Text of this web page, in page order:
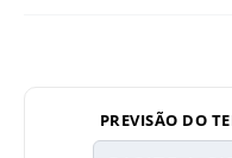
PREVISÃO DO